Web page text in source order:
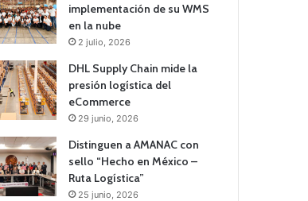
implementación de su WMS
en la nube
2 julio, 2026
DHL Supply Chain mide la
presión logística del
eCommerce
29 junio, 2026
Distinguen a AMANAC con
sello “Hecho en México –
Ruta Logística”
25 junio, 2026